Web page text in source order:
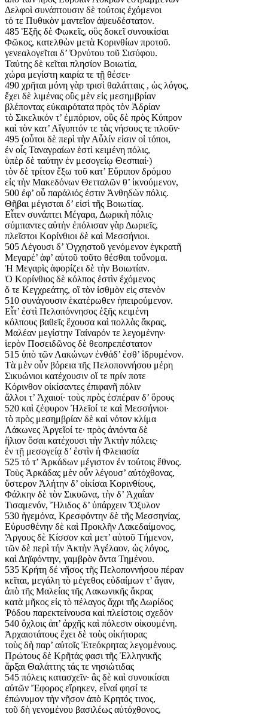
Δελφοὶ συνάπτουσιν δὲ τούτοις ἐχόμενοι
τό τε Πυθικὸν μαντεῖον ἀψευδέστατον.
485 Ἑξῆς δὲ Φωκεῖς, οὓς δοκεῖ συνοικίσαι
Φῶκος, κατελθὼν μετὰ Κορινθίων προτοῦ.
γενεαλογεῖται δ’ Ὀρνύτου τοῦ Σισύφου.
Ταύτης δὲ κεῖται πλησίον Βοιωτία,
χώρα μεγίστη καιρία τε τῇ θέσει·
490 χρῆται μόνη γὰρ τρισὶ θαλάτταις , ὡς λόγος,
ἔχει δὲ λιμένας οὓς μὲν εἰς μεσημβρίαν
βλέποντας εὐκαιρότατα πρὸς τὸν Ἀδρίαν
τὸ Σικελικόν τ’ ἐμπόριον, οὓς δὲ πρὸς Κύπρον
καὶ τὸν κατ’ Αἴγυπτόν τε τὰς νήσους τε πλοῦν·
495 (οὗτοι δὲ περὶ τὴν Αὖλίν εἰσιν οἱ τόποι,
ἐν οἷς Ταναγραίων ἐστὶ κειμένη πόλις,
ὑπὲρ δὲ ταύτην ἐν μεσογείῳ Θεσπιαί·)
τὸν δὲ τρίτον ἔξω τοῦ κατ’ Εὔριπον δρόμου
εἰς τὴν Μακεδόνων Θετταλῶν θ’ ἱκνούμενον,
500 ἐφ’ οὗ παράλιός ἐστιν Ἀνθηδὼν πόλις.
Θῆβαι μέγισται δ’ εἰσὶ τῆς Βοιωτίας.
Εἶτεν συνάπτει Μέγαρα, Δωρικὴ πόλις·
σύμπαντες αὐτὴν ἐπόλισαν γὰρ Δωριεῖς,
πλεῖστοι Κορίνθιοι δὲ καὶ Μεσσήνιοι.
505 Λέγουσι δ’ Ὀγχηστοῦ γενόμενον ἐγκρατῆ
Μεγαρέ’ ἀφ’ αὑτοῦ τοῦτο θέσθαι τοὔνομα.
Ἡ Μεγαρὶς ἀφορίζει δὲ τὴν Βοιωτίαν.
Ὁ Κορίνθιος δὲ κόλπος ἐστὶν ἐχόμενος
ὅ τε Κεγχρεάτης, οἳ τὸν ἰσθμὸν εἰς στενὸν
510 συνάγουσιν ἑκατέρωθεν ἠπειρούμενον.
Εἶτ’ ἐστὶ Πελοπόννησος ἑξῆς κειμένη
κόλπους βαθεῖς ἔχουσα καὶ πολλὰς ἄκρας,
Μαλέαν μεγίστην Ταίναρόν τε λεγομένην·
ἱερὸν Ποσειδῶνος δὲ θεοπρεπέστατον
515 ὑπὸ τῶν Λακώνων ἐνθάδ’ ἐσθ’ ἱδρυμένον.
Τὰ μὲν οὖν βόρεια τῆς Πελοποννήσου μέρη
Σικυώνιοι κατέχουσιν οἵ τε πρίν ποτε
Κόρινθον οἰκίσαντες ἐπιφανῆ πόλιν
ἄλλοι τ’ Ἀχαιοί· τοὺς πρὸς ἑσπέραν δ’ ὅρους
520 καὶ ζέφυρον Ἠλεῖοί τε καὶ Μεσσήνιοι·
τὸ πρὸς μεσημβρίαν δὲ καὶ νότον κλίμα
Λάκωνες Ἀργεῖοί τε· πρὸς ἀνιόντα δὲ
ἥλιον ὅσαι κατέχουσι τὴν Ἀκτὴν πόλεις·
ἐν τῇ μεσογείᾳ δ’ ἐστὶν ἡ Φλειασία
525 τό τ’ Ἀρκάδων μέγιστον ἐν τούτοις ἔθνος.
Τοὺς Ἀρκάδας μὲν οὖν λέγουσ’ αὐτόχθονας,
ὕστερον Ἀλήτην δ’ οἰκίσαι Κορινθίους,
Φάλκην δὲ τὸν Σικυῶνα, τὴν δ’ Ἀχαΐαν
Τισαμενόν, Ἤλιδος δ’ ὑπάρχειν Ὄξυλον
530 ἡγεμόνα, Κρεσφόντην δὲ τῆς Μεσσηνίας,
Εὐρυσθένην δὲ καὶ Προκλῆν Λακεδαίμονος,
Ἄργους δὲ Κίσσον καὶ μετ’ αὐτοῦ Τήμενον,
τῶν δὲ περὶ τήν Ἀκτὴν Ἀγέλαον, ὡς λόγος,
καὶ Δηϊφόντην, γαμβρὸν ὄντα Τημένου.
535 Κρήτη δέ νῆσος τῆς Πελοποννήσου πέραν
κεῖται, μεγάλη τὸ μέγεθος εὐδαίμων τ’ ἄγαν,
ἀπὸ τῆς Μαλείας τῆς Λακωνικῆς ἄκρας
κατὰ μῆκος εἰς τὸ πέλαγος ἄχρι τῆς Δωρίδος
Ῥόδου παρεκτείνουσα καὶ πλείστοις σχεδὸν
540 ὄχλοις ἀπ’ ἀρχῆς καὶ πόλεσιν οἰκουμένη.
Ἀρχαιοτάτους ἔχει δὲ τοὺς οἰκήτορας
τοὺς δὴ παρ’ αὐτοῖς Ἐτεόκρητας λεγομένους.
Πρώτους δὲ Κρῆτάς φασι τῆς Ἑλληνικῆς
ἄρξαι Θαλάττης τάς τε νησιώτιδας
545 πόλεις κατασχεῖν· ἃς δὲ καὶ συνοικίσαι
αὐτῶν Ἔφορος εἴρηκεν, εἷναί φησί τε
ἐπώνυμον τὴν νῆσον ἀπὸ Κρητός τινος,
τοῦ δὴ γενομένου βασιλέως αὐτόχθονος,